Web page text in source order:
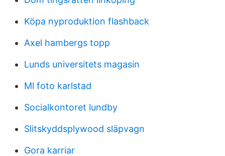
Köpa nyproduktion flashback
Axel hambergs topp
Lunds universitets magasin
Ml foto karlstad
Socialkontoret lundby
Slitskyddsplywood släpvagn
Gora karriar